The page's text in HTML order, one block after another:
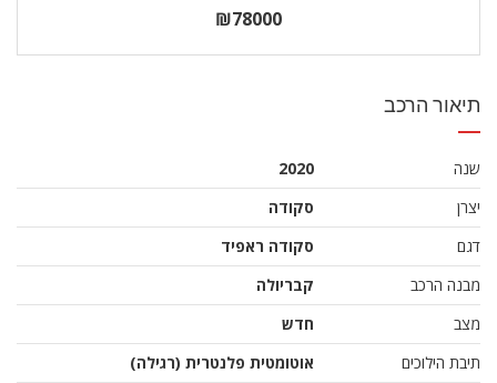
₪78000
תיאור הרכב
שנה
2020
יצרן
סקודה
דגם
סקודה ראפיד
מבנה הרכב
קבריולה
מצב
חדש
תיבת הילוכים
אוטומטית פלנטרית (רגילה)